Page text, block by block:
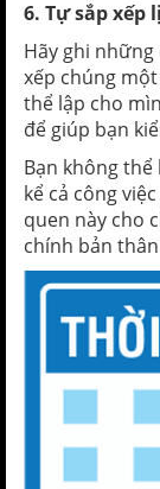
6. Tự sắp xếp
Hãy ghi những
xếp chúng
thể lập cho
để giúp bạn
Bạn không
kể cả công
quen này cho
chính bản